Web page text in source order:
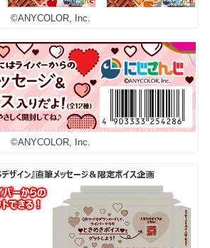
©ANYCOLOR, Inc.
©ANYCOLOR, Inc.